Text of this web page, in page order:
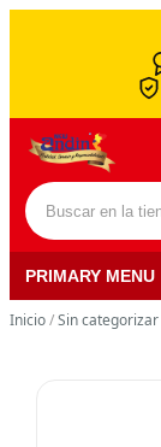
Buscar por:
PRIMARY MENU
Inicio/Sin categorizar